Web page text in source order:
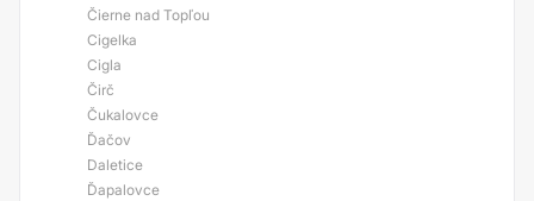
Čierne nad Topľou
Cigelka
Cigla
Čirč
Čukalovce
Ďačov
Daletice
Ďapalovce